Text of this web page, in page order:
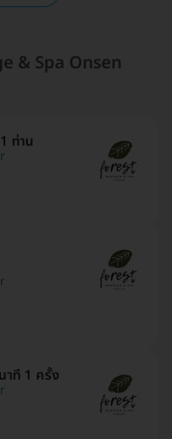
& Spa Onsen
ท่าน
าที 1 ครั้ง